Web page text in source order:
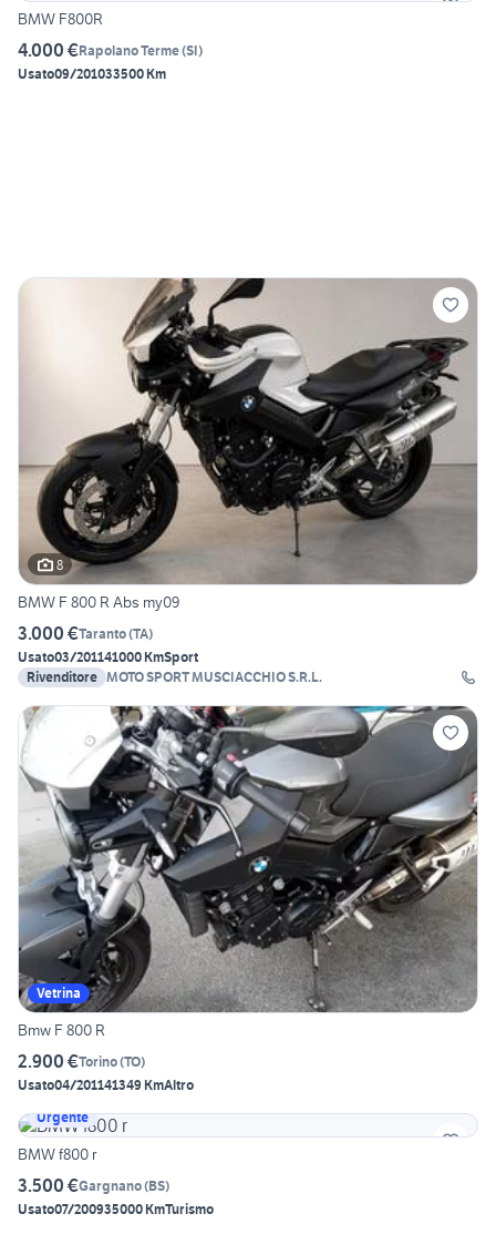
BMW F800R
4.000 €Rapolano Terme(SI)
Usato09/201033500 Km
8
BMW F 800 R Abs my09
3.000 €Taranto(TA)
Usato03/201141000 KmSport
Rivenditore MOTO SPORT MUSCIACCHIO S.R.L.
Vetrina
Bmw F 800 R
2.900 €Torino(TO)
Usato04/201141349 KmAltro
Urgente
BMW f800 r
3.500 €Gargnano(BS)
Usato07/200935000 KmTurismo